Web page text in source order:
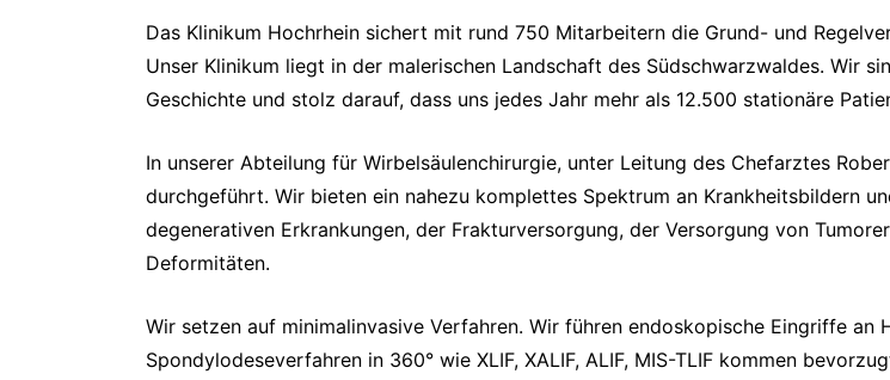
Das Klinikum Hochrhein sichert mit rund 750 Mitarbeitern die Grund- und
Unser Klinikum liegt in der malerischen Landschaft des Südschwarzwaldes. Wir
Geschichte und stolz darauf, dass uns jedes Jahr mehr als 12.500 stationäre
In unserer Abteilung für Wirbelsäulenchirurgie, unter Leitung des Chefarztes
durchgeführt. Wir bieten ein nahezu komplettes Spektrum an Krankheitsbildern
degenerativen Erkrankungen, der Frakturversorgung, der Versorgung von
Deformitäten.
Wir setzen auf minimalinvasive Verfahren. Wir führen endoskopische Eingriffe an
Spondylodeseverfahren in 360° wie XLIF, XALIF, ALIF, MIS-TLIF kommen